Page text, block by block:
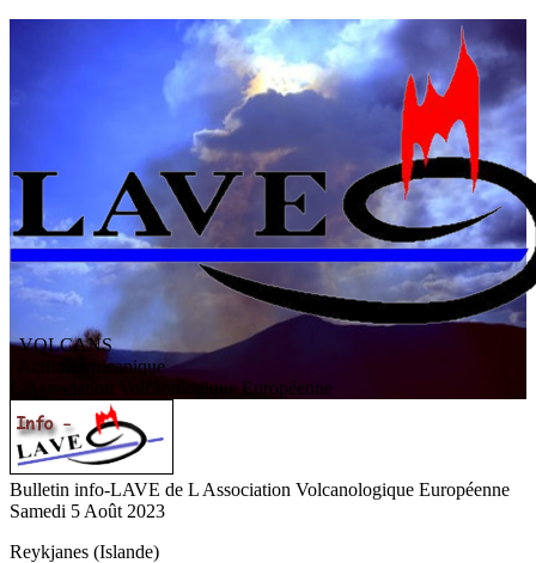
VOLCANS
/ Activité volcanique
ssociation V olcanologiqueEuropéenne
Bulletin info-LAVE de L Association Volcanologique Européenne
Samedi 5 Août 2023
Reykjanes (Islande)